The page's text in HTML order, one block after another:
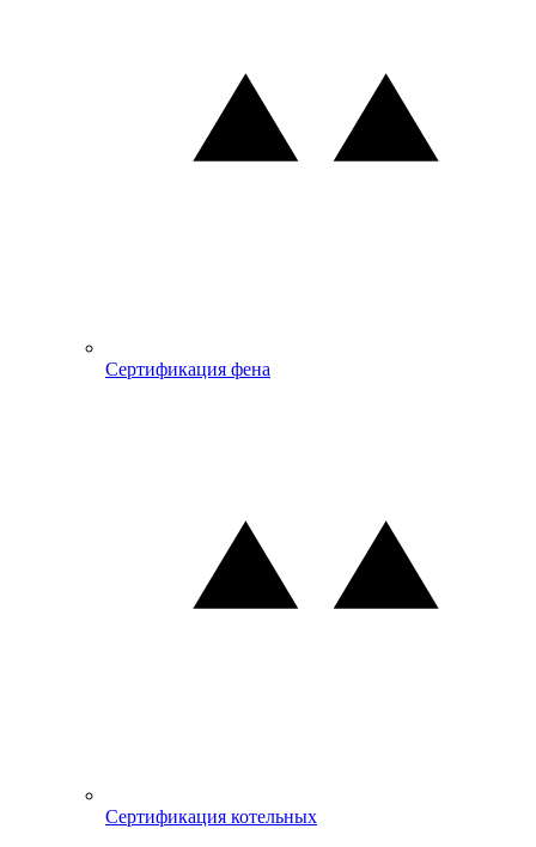
Сертификация фена
Сертификация котельных